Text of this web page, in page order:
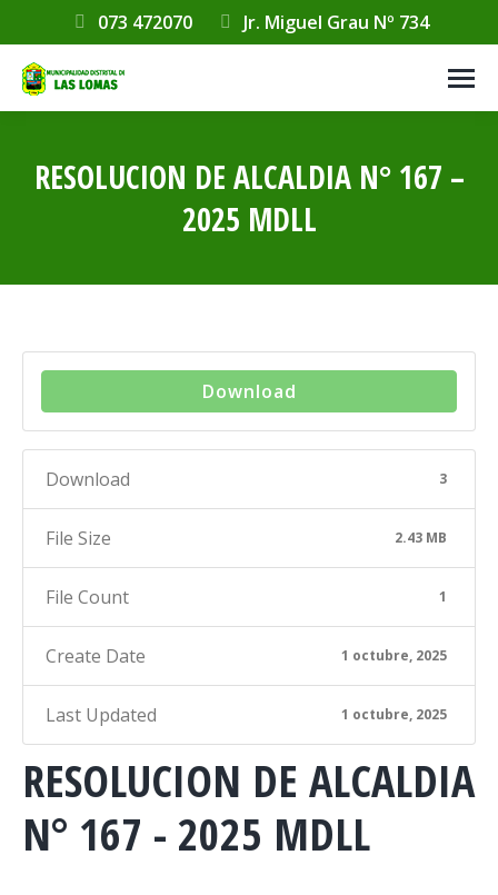
073 472070 Jr. Miguel Grau Nº 734
RESOLUCION DE ALCALDIA N° 167 –
2025 MDLL
Download
Download 3
File Size 2.43 MB
File Count 1
Create Date 1 octubre, 2025
Last Updated 1 octubre, 2025
RESOLUCION DE ALCALDIA
N° 167 - 2025 MDLL